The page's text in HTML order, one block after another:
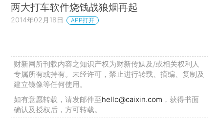
两大打车软件烧钱战狼烟再起
2014年02月18日 APP打开
财新网所刊载内容之知识产权为财新传媒及/或相关权利人
专属所有或持有。未经许可，禁止进行转载、摘编、复制及
建立镜像等任何使用。
如有意愿转载，请发邮件至hello@caixin.com ，获得书面
确认及授权后，方可转载。